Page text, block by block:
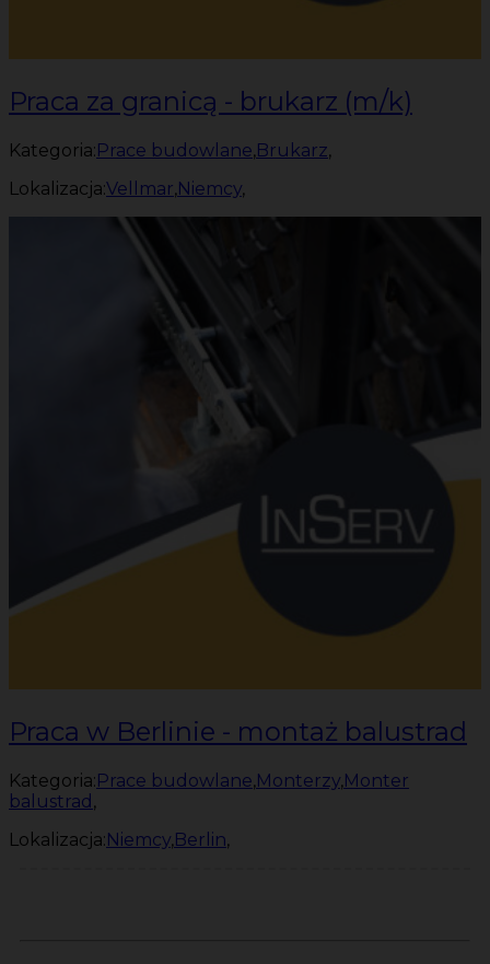
Praca za granicą - brukarz (m/k)
Kategoria:Prace budowlane,Brukarz,
Lokalizacja:Vellmar,Niemcy,
Praca w Berlinie - montaż balustrad
Kategoria:Prace budowlane,Monterzy,Monter
balustrad ,
Lokalizacja:Niemcy,Berlin,